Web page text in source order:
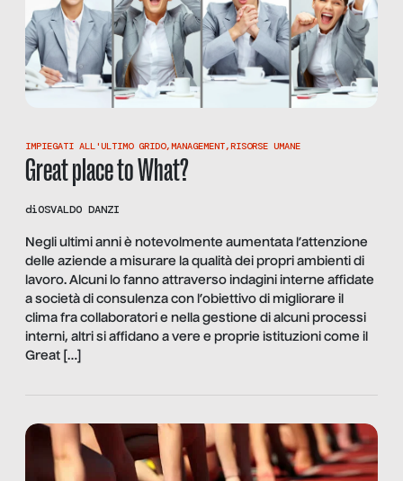
IMPIEGATI ALL'ULTIMO GRIDO,MANAGEMENT,RISORSE UMANE
Great place to What?
diOSVALDO DANZI
Negli ultimi anni è notevolmente aumentata l’attenzione
delle aziende a misurare la qualità dei propri ambienti di
lavoro. Alcuni lo fanno attraverso indagini interne affidate
a società di consulenza con l’obiettivo di migliorare il
clima fra collaboratori e nella gestione di alcuni processi
interni, altri si affidano a vere e proprie istituzioni come il
Great […]